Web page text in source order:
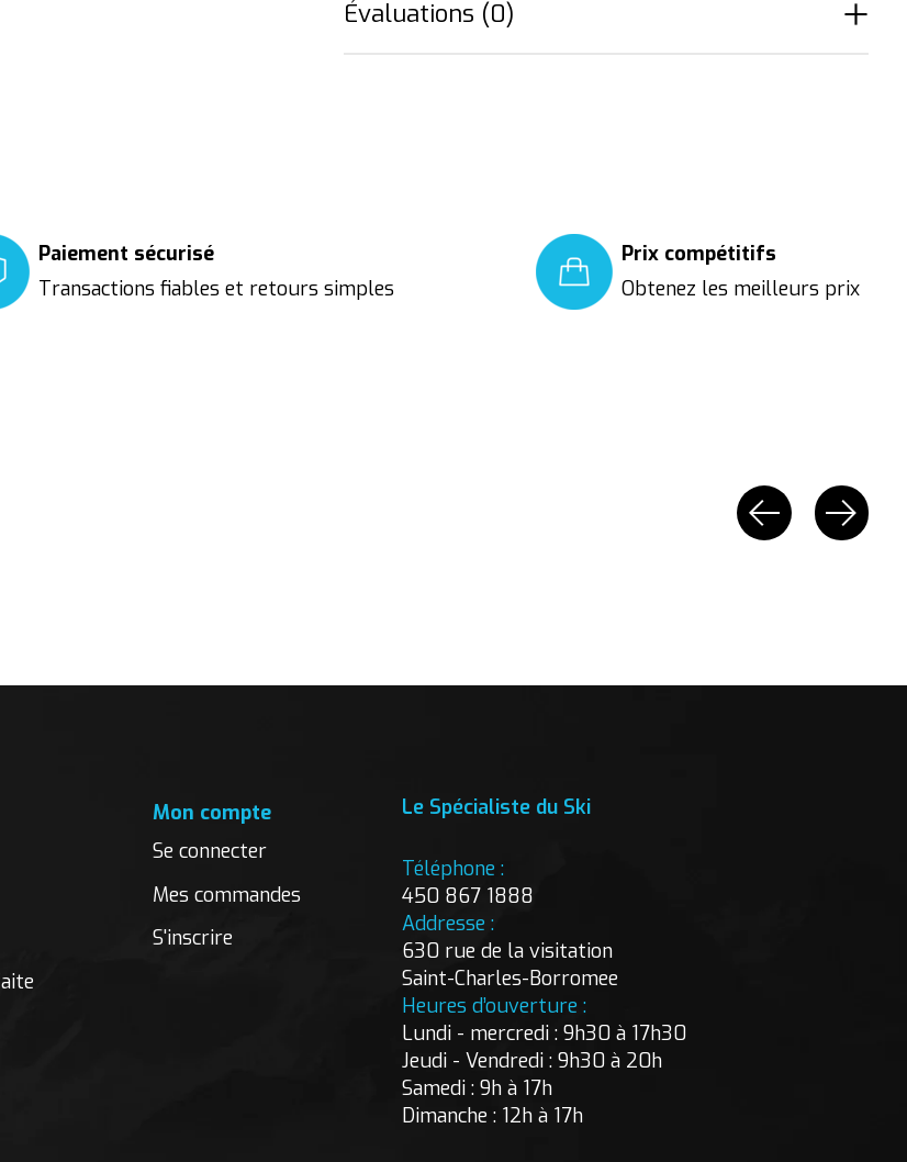
Évaluations (0)
Paiement sécurisé
Transactions fiables et retours simples
Prix compétitifs
Obtenez les meilleurs prix
Mon compte
Se connecter
Mes commandes
S'inscrire
Le Spécialiste du Ski
Téléphone :
450 867 1888
Addresse :
630 rue de la visitation
Saint-Charles-Borromee
Heures d’ouverture :
Lundi - mercredi : 9h30 à 17h30
Jeudi - Vendredi : 9h30 à 20h
Samedi : 9h à 17h
Dimanche : 12h à 17h